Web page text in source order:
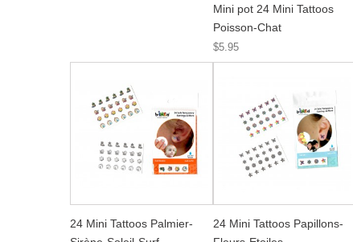
Mini pot 24 Mini Tattoos
Poisson-Chat
$5.95
24 Mini Tattoos Palmier-
24 Mini Tattoos Papillons-